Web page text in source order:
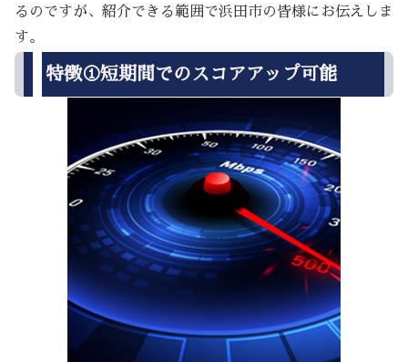
るのですが、紹介できる範囲で浜田市の皆様にお伝えしま
す。
特徴①短期間でのスコアアップ可能